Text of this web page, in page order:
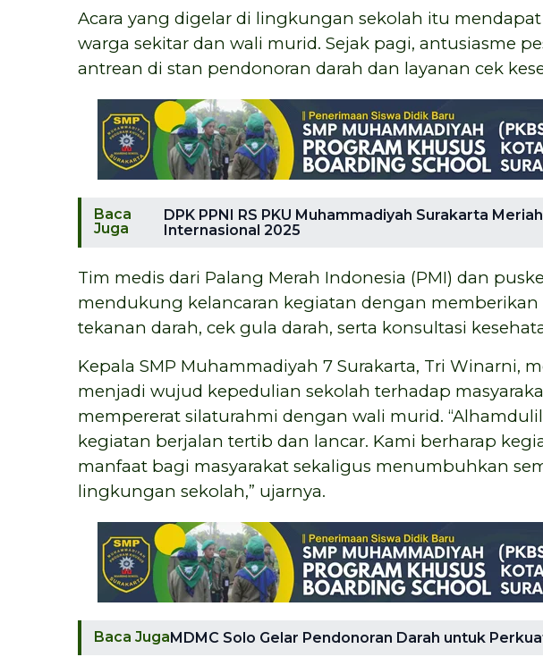
Acara yang digelar di lingkungan sekolah itu
warga sekitar dan wali murid. Sejak pagi, antusiasme
antrean di stan pendonoran darah dan layanan cek
Baca
Juga
DPK PPNI RS PKU Muhammadiyah Surakarta
Internasional 2025
Tim medis dari Palang Merah Indonesia (PMI) dan
mendukung kelancaran kegiatan dengan memberikan
tekanan darah, cek gula darah, serta konsultasi
Kepala SMP Muhammadiyah 7 Surakarta, Tri Winarni,
menjadi wujud kepedulian sekolah terhadap
mempererat silaturahmi dengan wali murid.
kegiatan berjalan tertib dan lancar. Kami berharap
manfaat bagi masyarakat sekaligus menumbuhkan
lingkungan sekolah,” ujarnya.
Baca Juga MDMC Solo Gelar Pendonoran Darah untuk